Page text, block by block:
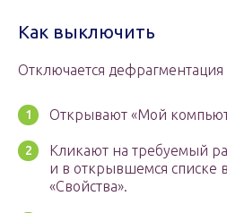
Как выключить
Отключается дефрагментация
Открывают «Мой
Кликают на требуемый
и в открывшемся списке
«Свойства».